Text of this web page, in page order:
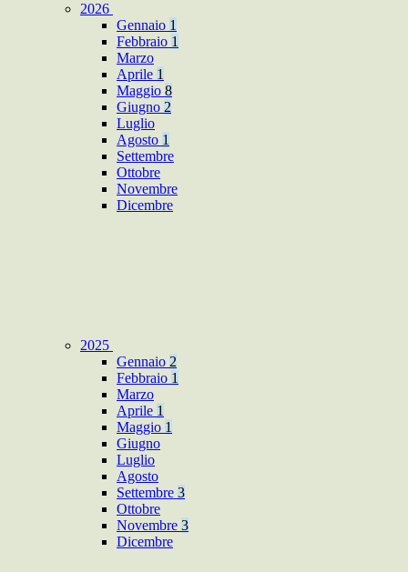
2026
Gennaio 1
Febbraio 1
Marzo
Aprile 1
Maggio 8
Giugno 2
Luglio
Agosto 1
Settembre
Ottobre
Novembre
Dicembre
2025
Gennaio 2
Febbraio 1
Marzo
Aprile 1
Maggio 1
Giugno
Luglio
Agosto
Settembre 3
Ottobre
Novembre 3
Dicembre